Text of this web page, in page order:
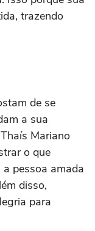
trazendo
de se
a sua
Mariano
o que
pessoa amada
disso,
para